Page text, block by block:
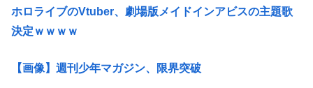
ホロライブのVtuber、劇場版メイドインアビスの主題歌
決定ｗｗｗｗ
【画像】週刊少年マガジン、限界突破